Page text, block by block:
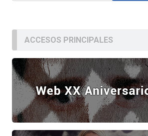
ACCESOS PRINCIPALES